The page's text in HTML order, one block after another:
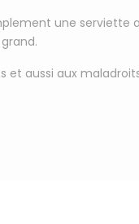
une serviette
et aussi aux